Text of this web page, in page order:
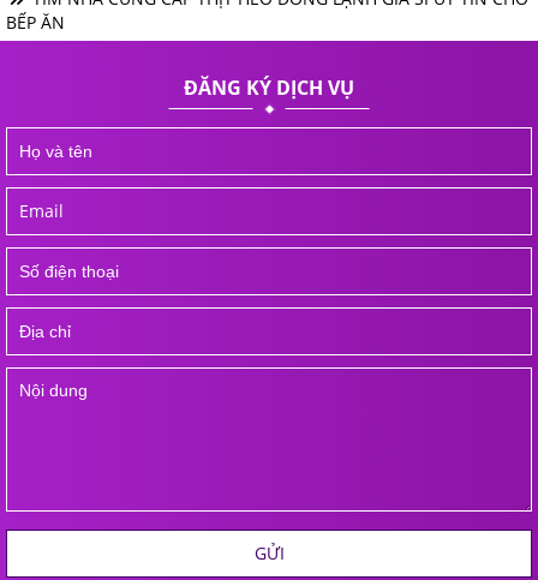
BẾP ĂN
ĐĂNG KÝ DỊCH VỤ
GỬI